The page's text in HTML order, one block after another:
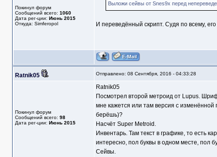
Покинул форум
Сообщений всего: 1060
Дата рег-ции: Июнь 2015
Откуда: Simferopol
Выложи сейвы от Snes9x перед
И переведённый скрипт. Судя по всему,
Ratnik05 Отправлено: 08 Сентября, 2016 - 04:33:28
Покинул форум
Сообщений всего: 98
Дата рег-ции: Июнь 2015
Ratnik05
Посмотрел второй метроид от Lupus.
мне кажется или там версия с
берёшь)?
Насчёт Super Metroid.
Инвентарь. Там текст в графике, то есть
интересно, пол буквы в одном месте, пол
Сейвы.